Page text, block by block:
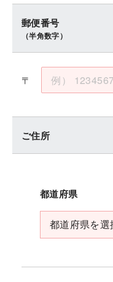
郵便番号
（半角数字）
〒
ご住所
都道府県